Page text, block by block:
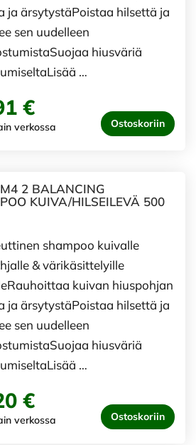
ja ärsytystäPoistaa hilsettä ja
sen uudelleen
hiusväriä
…
€
verkossa Ostoskoriin
2 BALANCING
KUIVA/HILSEILEVÄ 500
shampoo kuivalle
& värikäsittelyille
kuivan hiuspohjan
ja ärsytystäPoistaa hilsettä ja
sen uudelleen
hiusväriä
…
€
verkossa Ostoskoriin